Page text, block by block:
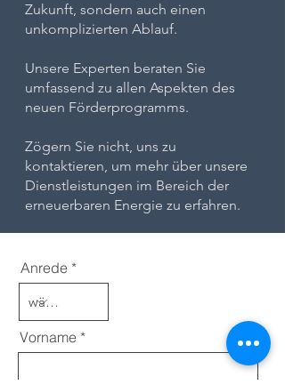
Zukunft, sondern auch einen
unkomplizierten Ablauf.
Unsere Experten beraten Sie
umfassend zu allen Aspekten des
neuen Förderprogramms.
Zögern Sie nicht, uns zu
kontaktieren, um mehr über unsere
Dienstleistungen im Bereich der
erneuerbaren Energie zu erfahren.
Anrede
Vorname